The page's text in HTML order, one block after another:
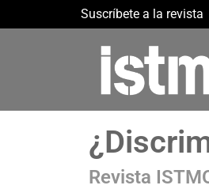
Suscríbete a la revista
Revista